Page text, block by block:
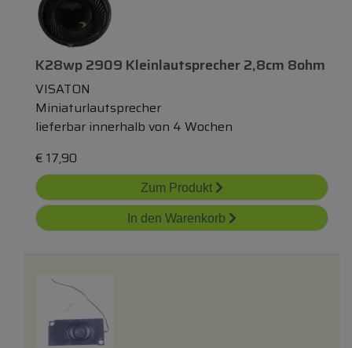
K28wp 2909 Kleinlautsprecher 2,8cm 8ohm
VISATON
Miniaturlautsprecher
lieferbar innerhalb von 4 Wochen
€ 17,90
Zum Produkt
In den Warenkorb